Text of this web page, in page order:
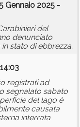
Gennaio 2025 -
del
denunciato
stato di ebbrezza.
registrati ad
segnalato sabato
del lago è
causata
interrata